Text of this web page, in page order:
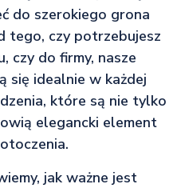
do szerokiego grona
tego, czy potrzebujesz
czy do firmy, nasze
się idealnie w każdej
które są nie tylko
elegancki element
jak ważne jest